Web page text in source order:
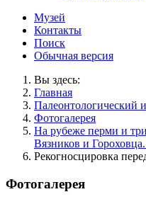
Музей
Контакты
Поиск
Обычная версия
Вы здесь:
Главная
Палеонтологический
Фотогалерея
На рубеже перми и
Вязников и
Рекогносцировка
Фотогалерея